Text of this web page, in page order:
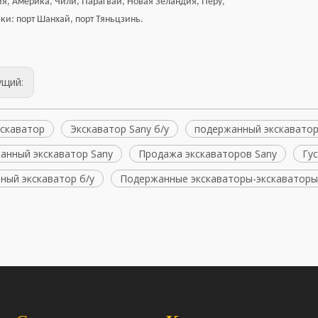
Doosan DX75-9CN ACE
DX420LC-9C с хорошей
производительностью
Подержанный японский
EX100WD EX120 EX200-1
EX200-3 EX200-5 EX350
ZAXIS230 Hitachi
порт Шанхай, порт Тяньцзинь.
Экскаватор Sany б/у
подержанный экскаватор
экскаватор Sany
Продажа экскаваторов Sany
экскаватор б/у
Подержанные экскаваторы-экскаваторы